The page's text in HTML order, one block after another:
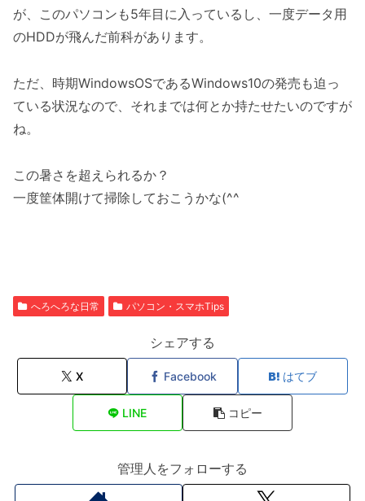
が、このパソコンも5年目に入っているし、一度データ用
のHDDが飛んだ前科があります。
ただ、時期WindowsOSであるWindows10の発売も迫っ
ている状況なので、それまでは何とか持たせたいのですが
ね。
この暑さを超えられるか？
一度筐体開けて掃除しておこうかな(^^ゞ
へろへろな日常 パソコン・スマホTips
シェアする
X Facebook はてブ
LINE コピー
管理人をフォローする